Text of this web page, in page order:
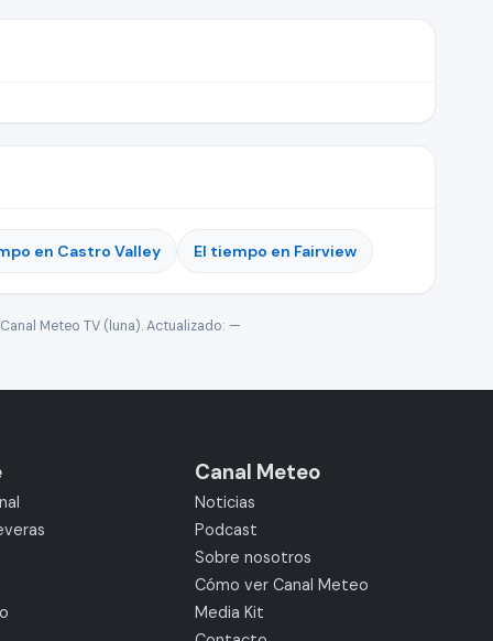
en Castro Valley El tiempo en Fairview
Meteo TV (luna). Actualizado: —
Canal Meteo
Noticias
Podcast
Sobre nosotros
Cómo ver Canal Meteo
Media Kit